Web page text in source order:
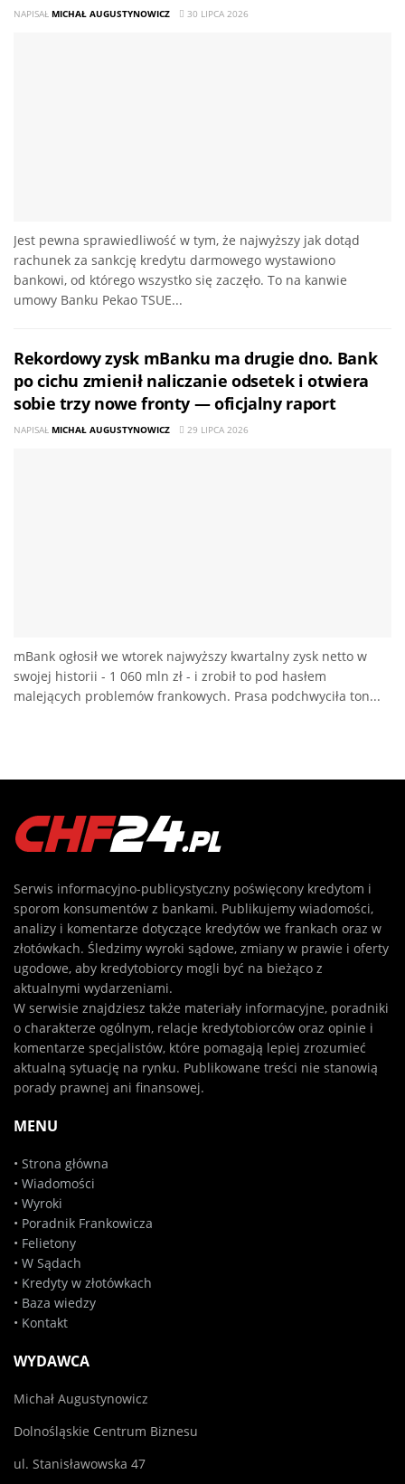
NAPISAŁ MICHAŁ AUGUSTYNOWICZ 30 LIPCA 2026
Jest pewna sprawiedliwość w tym, że najwyższy jak dotąd
rachunek za sankcję kredytu darmowego wystawiono
bankowi, od którego wszystko się zaczęło. To na kanwie
umowy Banku Pekao TSUE...
Rekordowy zysk mBanku ma drugie dno. Bank
po cichu zmienił naliczanie odsetek i otwiera
sobie trzy nowe fronty — oficjalny raport
NAPISAŁ MICHAŁ AUGUSTYNOWICZ 29 LIPCA 2026
mBank ogłosił we wtorek najwyższy kwartalny zysk netto w
swojej historii - 1 060 mln zł - i zrobił to pod hasłem
malejących problemów frankowych. Prasa podchwyciła ton...
Serwis informacyjno-publicystyczny poświęcony kredytom i
sporom konsumentów z bankami. Publikujemy wiadomości,
analizy i komentarze dotyczące kredytów we frankach oraz w
złotówkach. Śledzimy wyroki sądowe, zmiany w prawie i oferty
ugodowe, aby kredytobiorcy mogli być na bieżąco z
aktualnymi wydarzeniami.
W serwisie znajdziesz także materiały informacyjne, poradniki
o charakterze ogólnym, relacje kredytobiorców oraz opinie i
komentarze specjalistów, które pomagają lepiej zrozumieć
aktualną sytuację na rynku. Publikowane treści nie stanowią
porady prawnej ani finansowej.
MENU
• Strona główna
• Wiadomości
• Wyroki
• Poradnik Frankowicza
• Felietony
• W Sądach
• Kredyty w złotówkach
• Baza wiedzy
• Kontakt
WYDAWCA
Michał Augustynowicz
Dolnośląskie Centrum Biznesu
ul. Stanisławowska 47